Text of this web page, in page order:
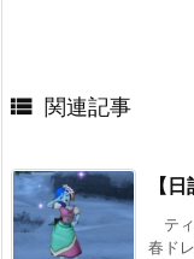
 関連記事
【
ティ
春ド